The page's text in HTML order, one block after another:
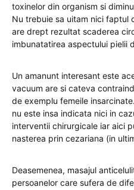
toxinelor din organism si
Nu trebuie sa uitam nici faptul
are drept rezultat scaderea
imbunatatirea aspectului pielii
Un amanunt interesant este
vacuum are si cateva
de exemplu femeile
nu este insa indicata nici in
interventii chirurgicale iar aici
nasterea prin cezariana (in
Deasemenea, masajul
persoanelor care sufera de